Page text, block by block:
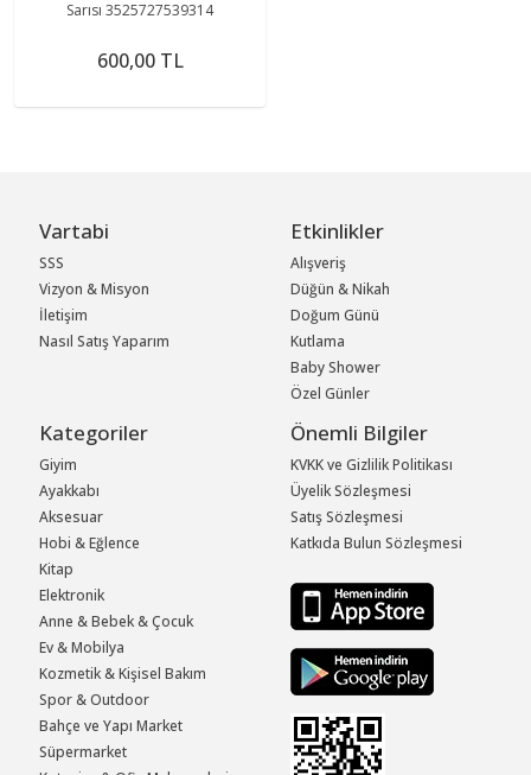
Sarısı 3525727539314
600,00 TL
Vartabi
SSS
Vizyon & Misyon
İletişim
Nasıl Satış Yaparım
Etkinlikler
Alışveriş
Düğün & Nikah
Doğum Günü
Kutlama
Baby Shower
Özel Günler
Kategoriler
Giyim
Ayakkabı
Aksesuar
Hobi & Eğlence
Kitap
Elektronik
Anne & Bebek & Çocuk
Ev & Mobilya
Kozmetik & Kişisel Bakım
Spor & Outdoor
Bahçe ve Yapı Market
Süpermarket
Önemli Bilgiler
KVKK ve Gizlilik Politikası
Üyelik Sözleşmesi
Satış Sözleşmesi
Katkıda Bulun Sözleşmesi